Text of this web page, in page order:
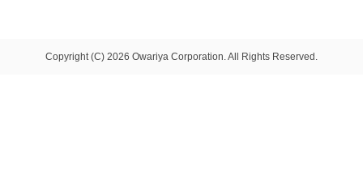
Copyright (C) 2026 Owariya Corporation. All Rights Reserved.